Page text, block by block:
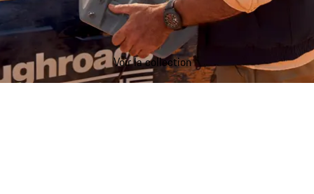
Voir la collection